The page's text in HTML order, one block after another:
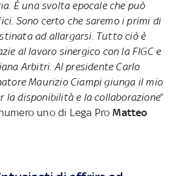
È una svolta epocale che può
Sono certo che saremo i primi di
ad allargarsi. Tutto ciò è
al lavoro sinergico con la FIGC e
Arbitri. Al presidente Carlo
Maurizio Ciampi giunga il mio
la disponibilità e la collaborazione”
uno di Lega ProMatteo